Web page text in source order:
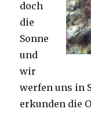
doch
die
Sonne
und
wir
werfen uns in
erkunden die